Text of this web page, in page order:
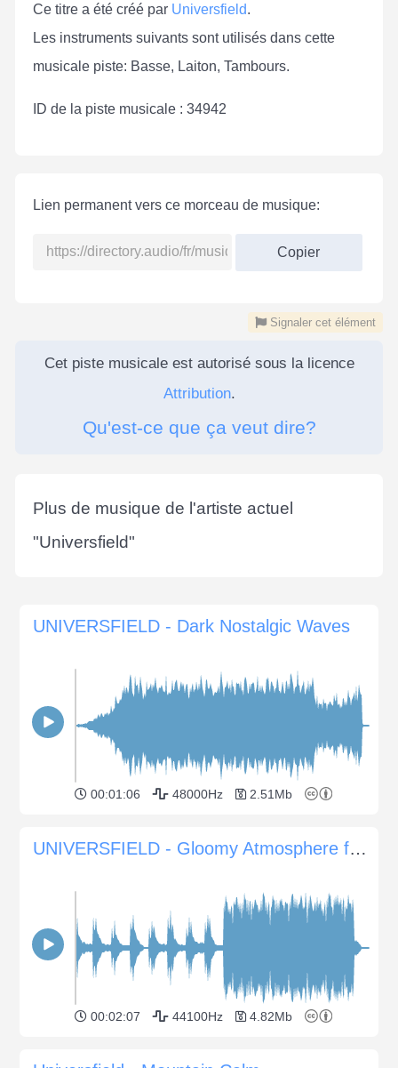
Ce titre a été créé par Universfield.
Les instruments suivants sont utilisés dans cette
musicale piste: Basse, Laiton, Tambours.
ID de la piste musicale : 34942
Lien permanent vers ce morceau de musique:
Copier
Signaler cet élément
Cet piste musicale est autorisé sous la licence
Attribution.
Qu'est-ce que ça veut dire?
Plus de musique de l'artiste actuel
"Universfield"
UNIVERSFIELD - Dark Nostalgic Waves
00:01:06 48000Hz 2.51Mb
UNIVERSFIELD - Gloomy Atmosphere for Documentaries
00:02:07 44100Hz 4.82Mb